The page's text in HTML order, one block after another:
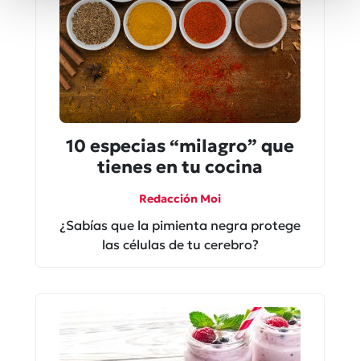
10 especias “milagro” que
tienes en tu cocina
Redacción Moi
¿Sabías que la pimienta negra protege
las células de tu cerebro?